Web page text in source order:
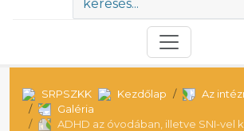
SRPSZKK Kezdőlap
Az
Galéria
ADHD az óvodában, illetve SNI-vel